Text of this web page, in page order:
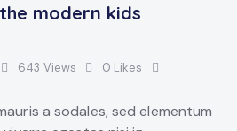
modern kids
643 Views 0 Likes
a sodales, sed elementum